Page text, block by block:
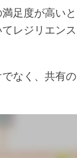
足度が高いと
レジリエンス
なく、共有の